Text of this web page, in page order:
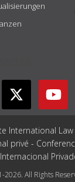
International
privé -
2026. All Rights